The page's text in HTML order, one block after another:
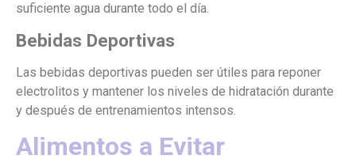
suficiente agua durante todo el día.
Bebidas Deportivas
Las bebidas deportivas pueden ser útiles para reponer
electrolitos y mantener los niveles de hidratación durante
y después de entrenamientos intensos.
Alimentos a Evitar